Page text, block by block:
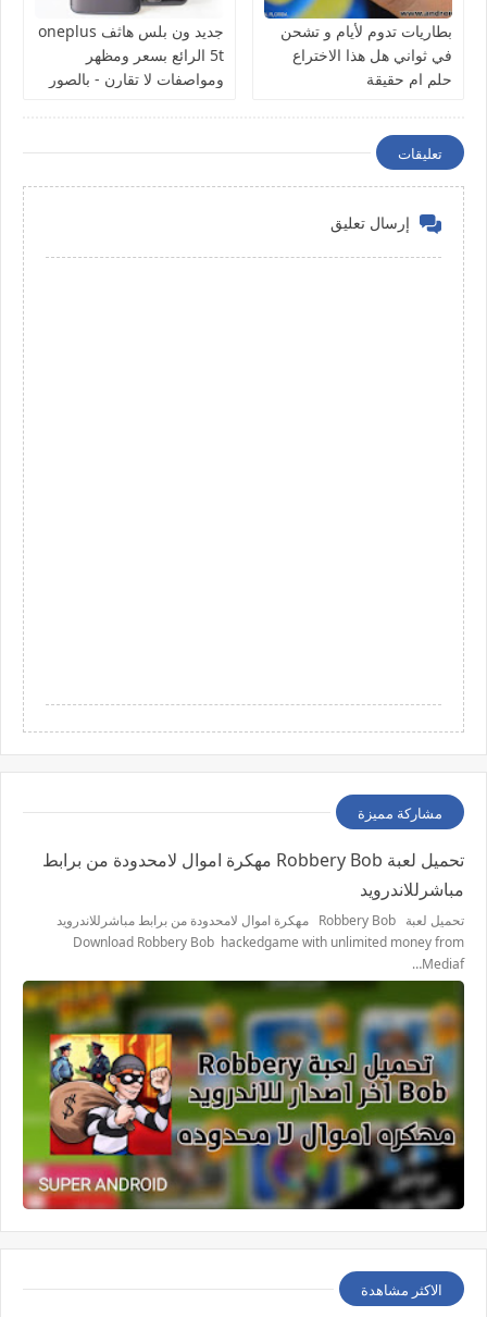
بطاريات تدوم لأيام و تشحن
في ثواني هل هذا الاختراع
حلم ام حقيقة
جديد ون بلس هاثف oneplus
5t الرائع بسعر ومظهر
ومواصفات لا تقارن - بالصور
تعليقات
إرسال تعليق
مشاركة مميزة
تحميل لعبة Robbery Bob مهكرة اموال لامحدودة من برابط
مباشرللاندرويد
تحميل لعبة Robbery Bob مهكرة اموال لامحدودة من برابط مباشرللاندرويد
Download Robbery Bob hackedgame with unlimited money from
Mediaf…
الاكثر مشاهدة